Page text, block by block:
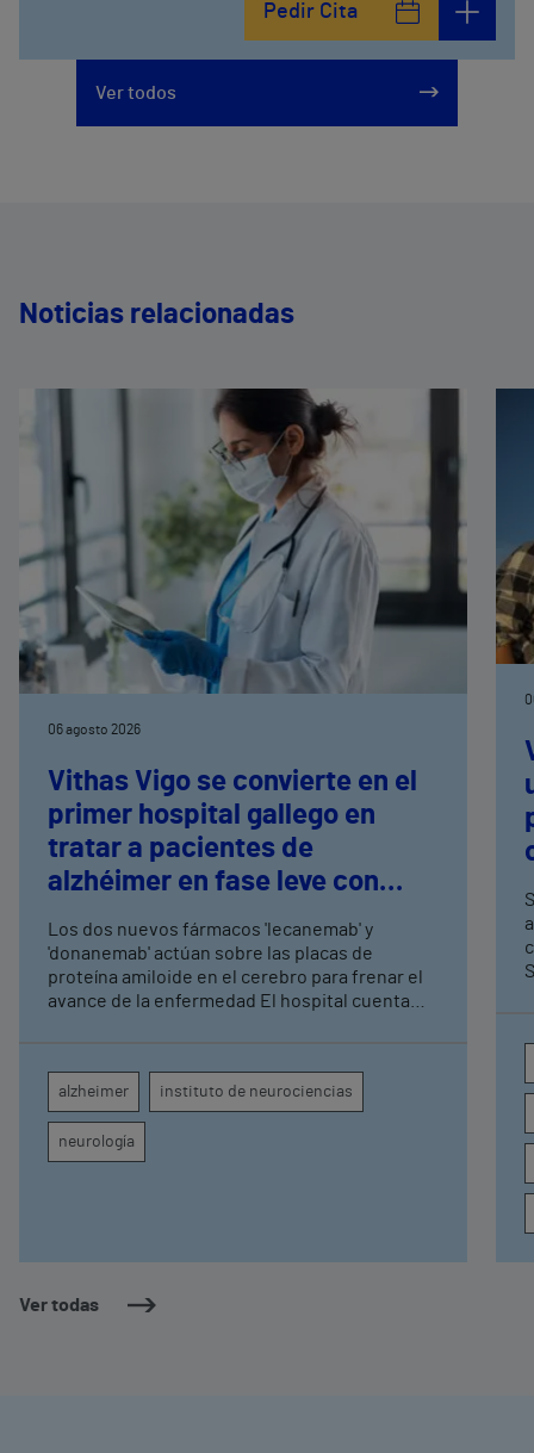
Pedir Cita
Ver todos
Noticias relacionadas
Ver todas
06 agosto 2026
Vithas Vigo se convierte en el
primer hospital gallego en
tratar a pacientes de
alzhéimer en fase leve con
Los dos nuevos fármacos 'lecanemab' y
'donanemab' actúan sobre las placas de
proteína amiloide en el cerebro para frenar el
avance de la enfermedad El hospital cuenta
seguimiento clínico de cada paciente
alzheimer instituto de neurociencias
neurología